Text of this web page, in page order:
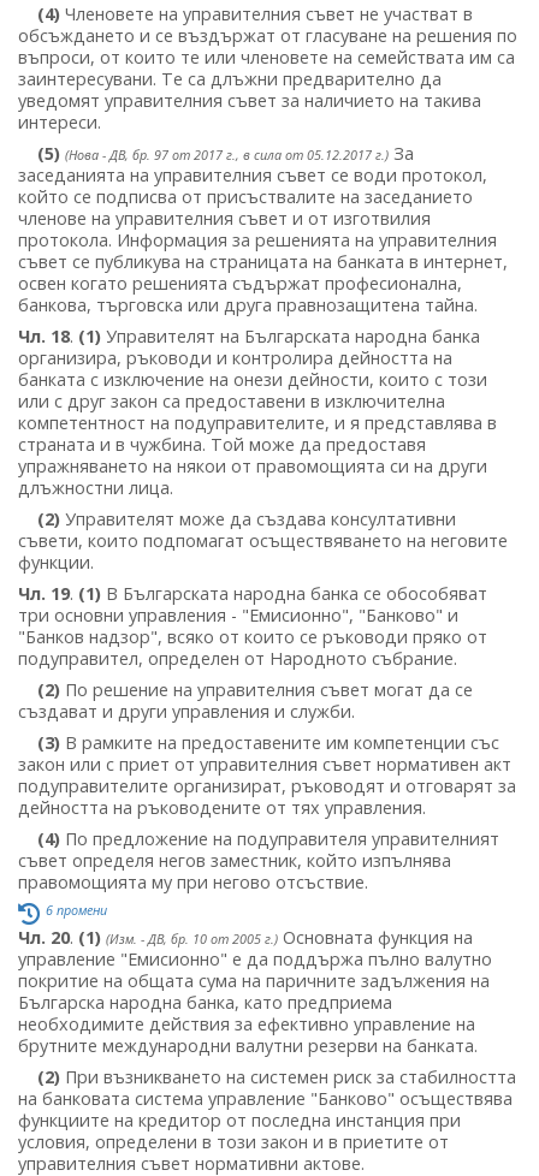
(4) Членовете на управителния съвет не участват в
обсъждането и се въздържат от гласуване на решения по
въпроси, от които те или членовете на семействата им са
заинтересувани. Те са длъжни предварително да
уведомят управителния съвет за наличието на такива
интереси.
(5) (Нова - ДВ, бр. 97 от 2017 г., в сила от 05.12.2017 г.) За
заседанията на управителния съвет се води протокол,
който се подписва от присъствалите на заседанието
членове на управителния съвет и от изготвилия
протокола. Информация за решенията на управителния
съвет се публикува на страницата на банката в интернет,
освен когато решенията съдържат професионална,
банкова, търговска или друга правнозащитена тайна.
Чл. 18. (1) Управителят на Българската народна банка
организира, ръководи и контролира дейността на
банката с изключение на онези дейности, които с този
или с друг закон са предоставени в изключителна
компетентност на подуправителите, и я представлява в
страната и в чужбина. Той може да предоставя
упражняването на някои от правомощията си на други
длъжностни лица.
(2) Управителят може да създава консултативни
съвети, които подпомагат осъществяването на неговите
функции.
Чл. 19. (1) В Българската народна банка се обособяват
три основни управления - "Емисионно", "Банково" и
"Банков надзор", всяко от които се ръководи пряко от
подуправител, определен от Народното събрание.
(2) По решение на управителния съвет могат да се
създават и други управления и служби.
(3) В рамките на предоставените им компетенции със
закон или с приет от управителния съвет нормативен акт
подуправителите организират, ръководят и отговарят за
дейността на ръководените от тях управления.
(4) По предложение на подуправителя управителният
съвет определя негов заместник, който изпълнява
правомощията му при негово отсъствие.
6 промени
Чл. 20. (1) (Изм. - ДВ, бр. 10 от 2005 г.) Основната функция на
управление "Емисионно" е да поддържа пълно валутно
покритие на общата сума на паричните задължения на
Българска народна банка, като предприема
необходимите действия за ефективно управление на
брутните международни валутни резерви на банката.
(2) При възникването на системен риск за стабилността
на банковата система управление "Банково" осъществява
функциите на кредитор от последна инстанция при
условия, определени в този закон и в приетите от
управителния съвет нормативни актове.